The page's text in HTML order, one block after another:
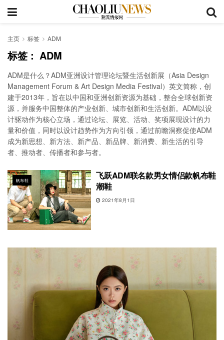
主页 标签 ADM
标签：ADM
ADM是什么？ADM亚洲设计管理论坛暨生活创新展（Asia Design
Management Forum & Art Design Media Festival）英文简称，创
建于2013年，旨在以中国和亚洲创新资源为基础，整合全球创新资
源，并服务中国整体的产业创新、城市创新和生活创新。ADM以设
计驱动作为核心立场，通过论坛、展览、活动、奖项展现设计的力
量和价值，同时以设计趋势作为方向引领，通过前瞻洞察促使ADM
成为新思想、新方法、新产品、新品牌、新消费、新生活的引导
者、推动者、传播者和参与者。
帆布鞋
飞跃ADM联名款男女情侣款帆布鞋
潮鞋
2021年8月1日